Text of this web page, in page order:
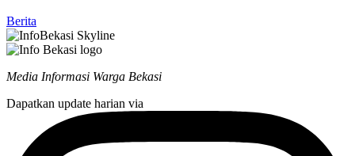
Berita
Media Informasi Warga Bekasi
Dapatkan update harian via